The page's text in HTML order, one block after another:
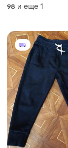
98 и еще 1